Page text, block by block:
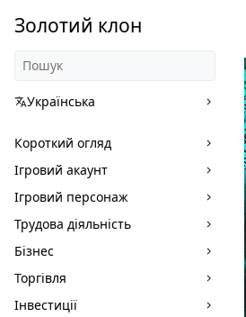
Золотий клон
Українська
Короткий огляд
Ігровий акаунт
Ігровий персонаж
Трудова діяльність
Бізнес
Торгівля
Інвестиції